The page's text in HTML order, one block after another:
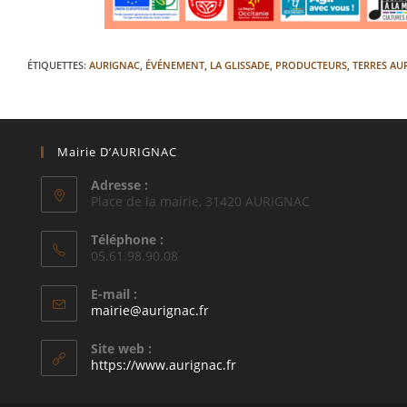
ÉTIQUETTES: AURIGNAC, ÉVÉNEMENT, LA GLISSADE, PRODUCTEURS, TERRES
Mairie D’AURIGNAC
Adresse :
Place de la mairie, 31420 AURIGNAC
Téléphone :
05.61.98.90.08
E-mail :
mairie@aurignac.frS’ouvre
application
Site web :
https://www.aurignac.fr